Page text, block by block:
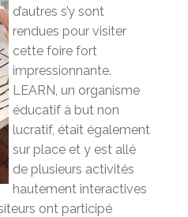
d’autres s’y sont
rendues pour visiter
cette foire fort
impressionnante.
LEARN, un organisme
éducatif à but non
lucratif, était également
sur place et y est allé
de plusieurs activités
hautement interactives
ont participé